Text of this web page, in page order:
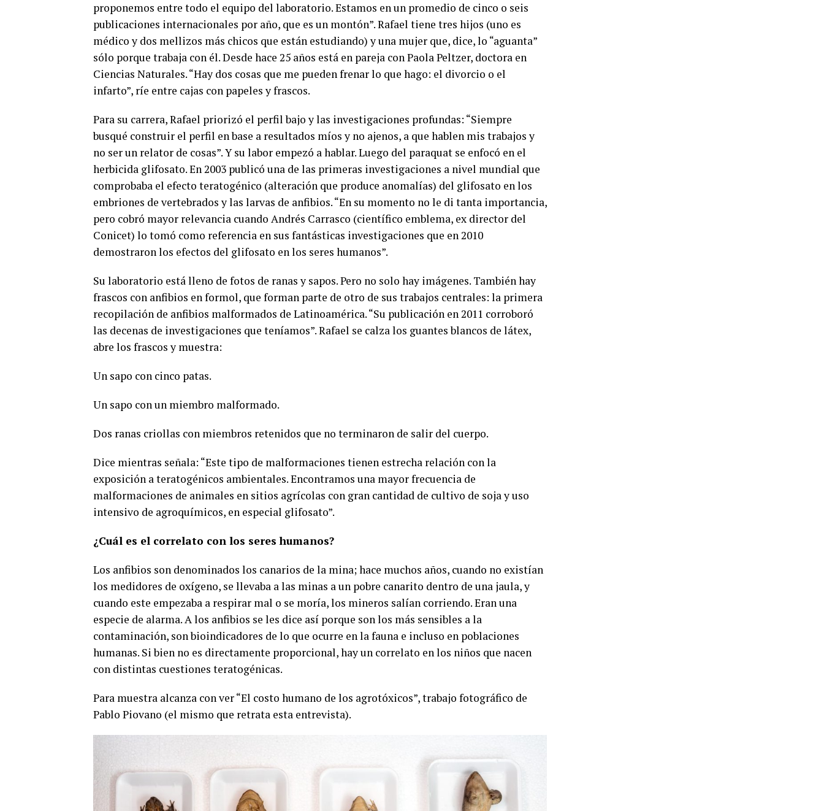
proponemos entre todo el equipo del laboratorio. Estamos en un promedio de cinco o seis
publicaciones internacionales por año, que es un montón”. Rafael tiene tres hijos (uno es
médico y dos mellizos más chicos que están estudiando) y una mujer que, dice, lo “aguanta”
sólo porque trabaja con él. Desde hace 25 años está en pareja con Paola Peltzer, doctora en
Ciencias Naturales. “Hay dos cosas que me pueden frenar lo que hago: el divorcio o el
infarto”, ríe entre cajas con papeles y frascos.
Para su carrera, Rafael priorizó el perfil bajo y las investigaciones profundas: “Siempre
busqué construir el perfil en base a resultados míos y no ajenos, a que hablen mis trabajos y
no ser un relator de cosas”. Y su labor empezó a hablar. Luego del paraquat se enfocó en el
herbicida glifosato. En 2003 publicó una de las primeras investigaciones a nivel mundial que
comprobaba el efecto teratogénico (alteración que produce anomalías) del glifosato en los
embriones de vertebrados y las larvas de anfibios. “En su momento no le di tanta importancia,
pero cobró mayor relevancia cuando Andrés Carrasco (científico emblema, ex director del
Conicet) lo tomó como referencia en sus fantásticas investigaciones que en 2010
demostraron los efectos del glifosato en los seres humanos”.
Su laboratorio está lleno de fotos de ranas y sapos. Pero no solo hay imágenes. También hay
frascos con anfibios en formol, que forman parte de otro de sus trabajos centrales: la primera
recopilación de anfibios malformados de Latinoamérica. “Su publicación en 2011 corroboró
las decenas de investigaciones que teníamos”. Rafael se calza los guantes blancos de látex,
abre los frascos y muestra:
Un sapo con cinco patas.
Un sapo con un miembro malformado.
Dos ranas criollas con miembros retenidos que no terminaron de salir del cuerpo.
Dice mientras señala: “Este tipo de malformaciones tienen estrecha relación con la
exposición a teratogénicos ambientales. Encontramos una mayor frecuencia de
malformaciones de animales en sitios agrícolas con gran cantidad de cultivo de soja y uso
intensivo de agroquímicos, en especial glifosato”.
¿Cuál es el correlato con los seres humanos?
Los anfibios son denominados los canarios de la mina; hace muchos años, cuando no existían
los medidores de oxígeno, se llevaba a las minas a un pobre canarito dentro de una jaula, y
cuando este empezaba a respirar mal o se moría, los mineros salían corriendo. Eran una
especie de alarma. A los anfibios se les dice así porque son los más sensibles a la
contaminación, son bioindicadores de lo que ocurre en la fauna e incluso en poblaciones
humanas. Si bien no es directamente proporcional, hay un correlato en los niños que nacen
con distintas cuestiones teratogénicas.
Para muestra alcanza con ver “El costo humano de los agrotóxicos”, trabajo fotográfico de
Pablo Piovano (el mismo que retrata esta entrevista).